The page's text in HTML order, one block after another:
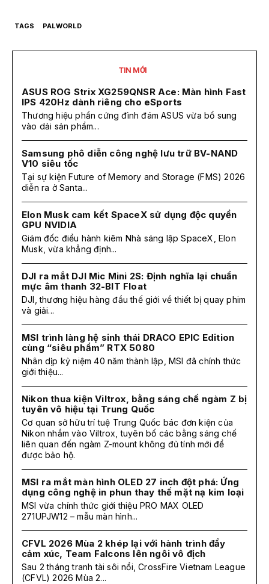
TAGS PALWORLD
TIN MỚI
ASUS ROG Strix XG259QNSR Ace: Màn hình Fast
IPS 420Hz dành riêng cho eSports
Thương hiệu phần cứng đình đám ASUS vừa bổ sung
vào dải sản phẩm...
Samsung phô diễn công nghệ lưu trữ BV-NAND
V10 siêu tốc
Tại sự kiện Future of Memory and Storage (FMS) 2026
diễn ra ở Santa...
Elon Musk cam kết SpaceX sử dụng độc quyền
GPU NVIDIA
Giám đốc điều hành kiêm Nhà sáng lập SpaceX, Elon
Musk, vừa khẳng định...
DJI ra mắt DJI Mic Mini 2S: Định nghĩa lại chuẩn
mực âm thanh 32-BIT Float
DJI, thương hiệu hàng đầu thế giới về thiết bị quay phim
và giải...
MSI trình làng hệ sinh thái DRACO EPIC Edition
cùng “siêu phẩm” RTX 5080
Nhân dịp kỷ niệm 40 năm thành lập, MSI đã chính thức
giới thiệu...
Nikon thua kiện Viltrox, bằng sáng chế ngàm Z bị
tuyên vô hiệu tại Trung Quốc
Cơ quan sở hữu trí tuệ Trung Quốc bác đơn kiện của
Nikon nhắm vào Viltrox, tuyên bố các bằng sáng chế
liên quan đến ngàm Z-mount không đủ tính mới để
được bảo hộ.
MSI ra mắt màn hình OLED 27 inch đột phá: Ứng
dụng công nghệ in phun thay thế mặt nạ kim loại
MSI vừa chính thức giới thiệu PRO MAX OLED
271UPJW12 – mẫu màn hình...
CFVL 2026 Mùa 2 khép lại với hành trình đầy
cảm xúc, Team Falcons lên ngôi vô địch
Sau 2 tháng tranh tài sôi nổi, CrossFire Vietnam League
(CFVL) 2026 Mùa 2...